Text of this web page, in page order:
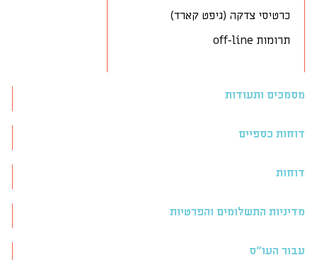
כרטיסי צדקה (גיפט קארד)
תרומות off-line
מסמכים ותעודות
דוחות כספיים
דוחות
מדיניות התשלומים והפרטיות
עבור העו״ס